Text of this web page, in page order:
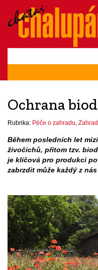
Ochrana
Rubrika: Péče o zahradu
Během posledních let
živočichů, přitom tzv.
je klíčová pro produkci
zabrzdit může každý z